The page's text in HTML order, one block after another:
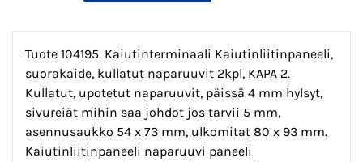
Tuote 104195. Kaiutinterminaali Kaiutinliitinpaneeli,
suorakaide, kullatut naparuuvit 2kpl, KAPA 2.
Kullatut, upotetut naparuuvit, päissä 4 mm hylsyt,
sivureiät mihin saa johdot jos tarvii 5 mm,
asennusaukko 54 x 73 mm, ulkomitat 80 x 93 mm.
Kaiutinliitinpaneeli naparuuvi paneeli